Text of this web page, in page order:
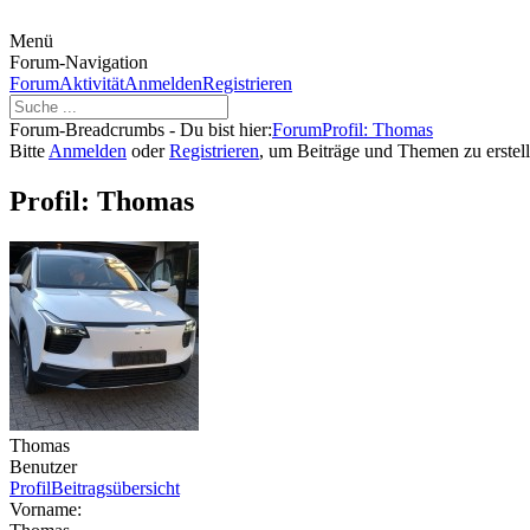
Menü
Forum-Navigation
ForumAktivitätAnmeldenRegistrieren
Forum-Breadcrumbs - Du bist hier:ForumProfil: Thomas
Bitte Anmelden oderRegistrieren, um Beiträge und Themen zu
Profil: Thomas
Thomas
Benutzer
ProfilBeitragsübersicht
Vorname: